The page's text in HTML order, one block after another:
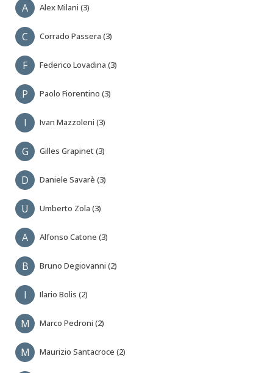
A Alex Milani (3)
C Corrado Passera (3)
F Federico Lovadina (3)
P Paolo Fiorentino (3)
I Ivan Mazzoleni (3)
G Gilles Grapinet (3)
D Daniele Savarè (3)
U Umberto Zola (3)
A Alfonso Catone (3)
B Bruno Degiovanni (2)
I Ilario Bolis (2)
M Marco Pedroni (2)
M Maurizio Santacroce (2)